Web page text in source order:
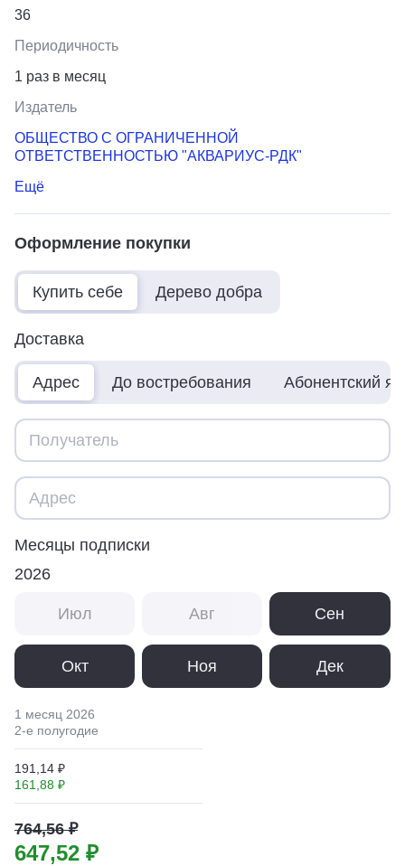
36
Периодичность
1 раз в месяц
Издатель
ОБЩЕСТВО С ОГРАНИЧЕННОЙ
ОТВЕТСТВЕННОСТЬЮ "АКВАРИУС-РДК"
Ещё
Оформление покупки
Купить себе Дерево добра
Доставка
Адрес До востребования Абонентский
Месяцы подписки
2026
Июл Авг Сен
Окт Ноя Дек
1 месяц 2026
2-е полугодие
191,14 ₽
161,88 ₽
764,56 ₽
647,52 ₽